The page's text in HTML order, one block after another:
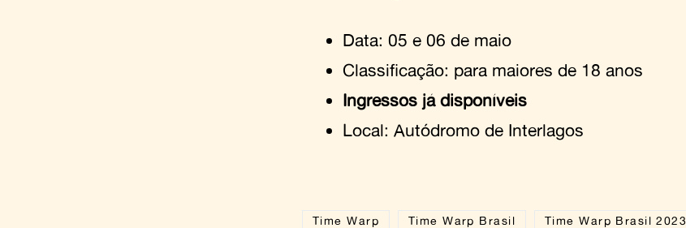
Data: 05 e 06 de maio
Classificação: para maiores de 18 anos
Ingressos já disponíveis
Local: Autódromo de Interlagos
Time Warp Time Warp Brasil Time Warp Brasil 2023